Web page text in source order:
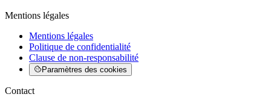
Mentions légales
Mentions légales
Politique de confidentialité
Clause de non-responsabilité
Paramètres des cookies
Contact